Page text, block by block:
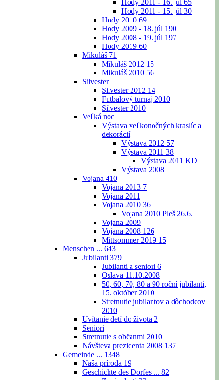
Hody 2011 - 16. júl 65
Hody 2011 - 15. júl 30
Hody 2010 69
Hody 2009 - 18. júl 190
Hody 2008 - 19. júl 197
Hody 2019 60
Mikuláš 71
Mikuláš 2012 15
Mikuláš 2010 56
Silvester
Silvester 2012 14
Futbalový turnaj 2010
Silvester 2010
Veľká noc
Výstava veľkonočných kraslíc a
dekorácií
Výstava 2012 57
Výstava 2011 38
Výstava 2011 KD
Výstava 2008
Vojana 410
Vojana 2013 7
Vojana 2011
Vojana 2010 36
Vojana 2010 Pleš 26.6.
Vojana 2009
Vojana 2008 126
Mittsommer 2019 15
Menschen ... 643
Jubilanti 379
Jubilanti a seniori 6
Oslava 11.10.2008
50, 60, 70, 80 a 90 roční jubilanti,
15. október 2010
Stretnutie jubilantov a dôchodcov
2010
Uvítanie detí do života 2
Seniori
Stretnutie s občanmi 2010
Návšteva prezidenta 2008 137
Gemeinde ... 1348
Naša príroda 19
Geschichte des Dorfes ... 82